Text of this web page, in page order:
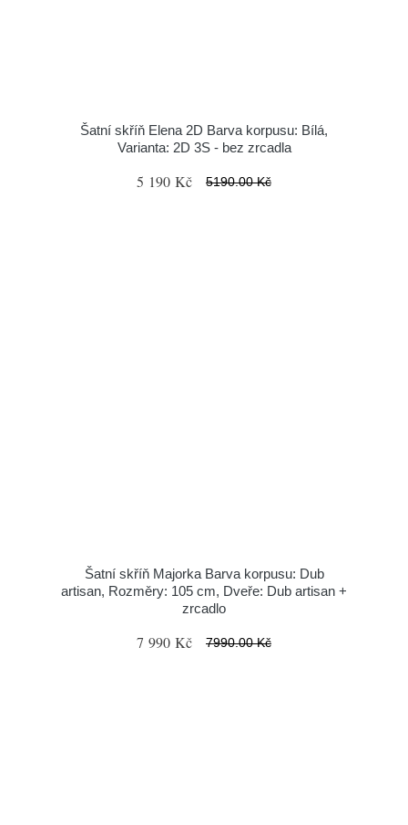
Šatní skříň Elena 2D Barva korpusu: Bílá,
Varianta: 2D 3S - bez zrcadla
5 190 Kč 5190.00 Kč
Šatní skříň Majorka Barva korpusu: Dub
artisan, Rozměry: 105 cm, Dveře: Dub artisan +
zrcadlo
7 990 Kč 7990.00 Kč